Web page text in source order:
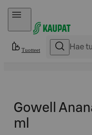
Hyppää sisältöön
Tuotteet
Gowell
ml